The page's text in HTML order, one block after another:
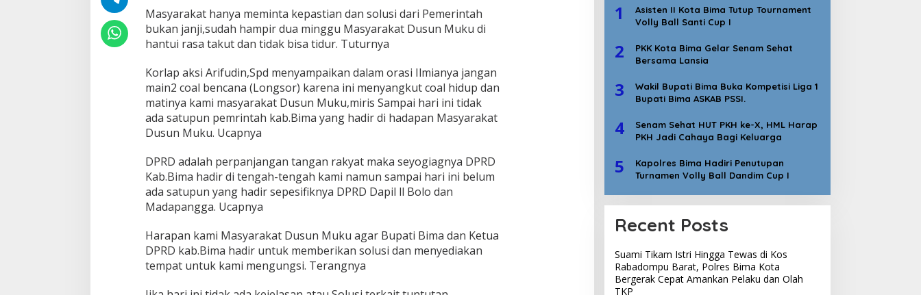
Masyarakat hanya meminta kepastian dan solusi dari Pemerintah
bukan janji,sudah hampir dua minggu Masyarakat Dusun Muku di
hantui rasa takut dan tidak bisa tidur. Tuturnya
Korlap aksi Arifudin,Spd menyampaikan dalam orasi Ilmianya jangan
main2 coal bencana (Longsor) karena ini menyangkut coal hidup dan
matinya kami masyarakat Dusun Muku,miris Sampai hari ini tidak
ada satupun pemrintah kab.Bima yang hadir di hadapan Masyarakat
Dusun Muku. Ucapnya
DPRD adalah perpanjangan tangan rakyat maka seyogiagnya DPRD
Kab.Bima hadir di tengah-tengah kami namun sampai hari ini belum
ada satupun yang hadir sepesifiknya DPRD Dapil ll Bolo dan
Madapangga. Ucapnya
Harapan kami Masyarakat Dusun Muku agar Bupati Bima dan Ketua
DPRD kab.Bima hadir untuk memberikan solusi dan menyediakan
tempat untuk kami mengungsi. Terangnya
1
Asisten II Kota Bima Tutup Tournament
Volly Ball Santi Cup I
2
PKK Kota Bima Gelar Senam Sehat
Bersama Lansia
3
Wakil Bupati Bima Buka Kompetisi Liga 1
Bupati Bima ASKAB PSSI.
4
Senam Sehat HUT PKH ke-X, HML Harap
PKH Jadi Cahaya Bagi Keluarga
5
Kapolres Bima Hadiri Penutupan
Turnamen Volly Ball Dandim Cup I
Recent Posts
Suami Tikam Istri Hingga Tewas di Kos
Rabadompu Barat, Polres Bima Kota
Bergerak Cepat Amankan Pelaku dan Olah
TKP